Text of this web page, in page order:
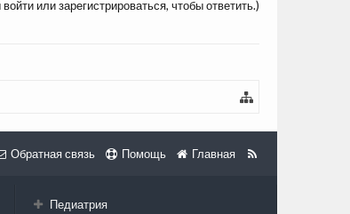
или зарегистрироваться, чтобы ответить.)
Обратная связь Помощь Главная
Педиатрия